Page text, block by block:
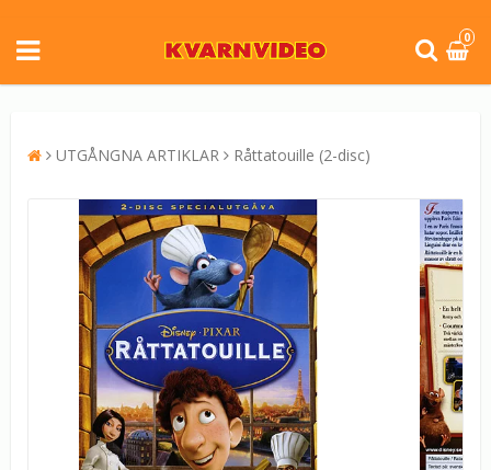
0
UTGÅNGNA ARTIKLAR Råttatouille (2-disc)